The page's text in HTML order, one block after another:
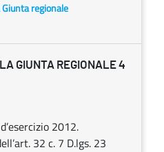
regionale
GIUNTA REGIONALE 4
2012.
32 c. 7 D.lgs. 23